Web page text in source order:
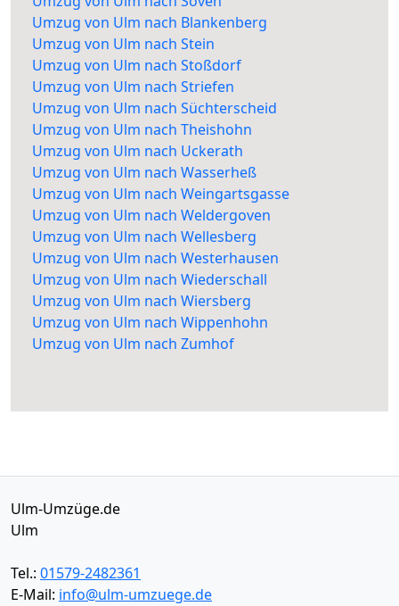
Umzug von Ulm nach Blankenberg
Umzug von Ulm nach Stein
Umzug von Ulm nach Stoßdorf
Umzug von Ulm nach Striefen
Umzug von Ulm nach Süchterscheid
Umzug von Ulm nach Theishohn
Umzug von Ulm nach Uckerath
Umzug von Ulm nach Wasserheß
Umzug von Ulm nach Weingartsgasse
Umzug von Ulm nach Weldergoven
Umzug von Ulm nach Wellesberg
Umzug von Ulm nach Westerhausen
Umzug von Ulm nach Wiederschall
Umzug von Ulm nach Wiersberg
Umzug von Ulm nach Wippenhohn
Umzug von Ulm nach Zumhof
Ulm-Umzüge.de
Ulm
Tel.: 01579-2482361
E-Mail: info@ulm-umzuege.de